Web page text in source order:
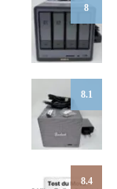
8
8.1
8.4